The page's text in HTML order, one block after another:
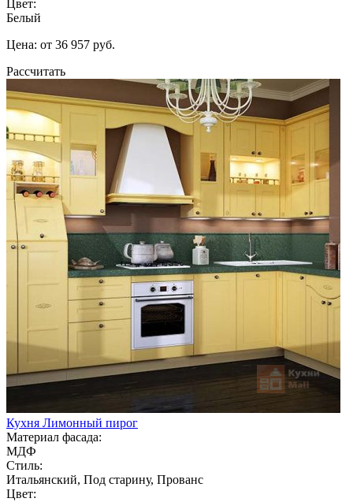
Цвет:
Белый
Цена: от 36 957 руб.
Рассчитать
Кухня Лимонный пирог
Материал фасада:
МДФ
Стиль:
Итальянский, Под старину, Прованс
Цвет: